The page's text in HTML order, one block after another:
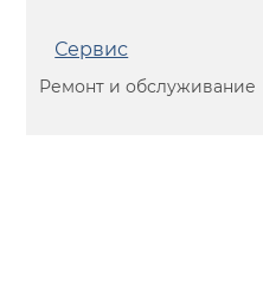
Сервис
Ремонт и обслуживание